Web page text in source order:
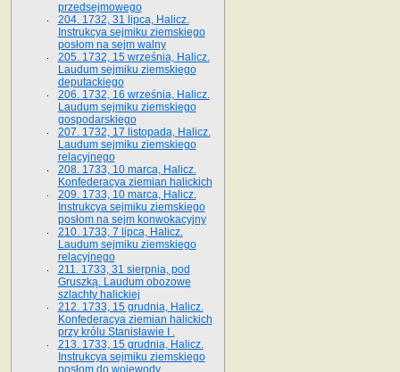
przedsejmowego
204. 1732, 31 lipca, Halicz.
Instrukcya sejmiku ziemskiego
posłom na sejm walny
205. 1732, 15 września, Halicz.
Laudum sejmiku ziemskiego
deputackiego
206. 1732, 16 września, Halicz.
Laudum sejmiku ziemskiego
gospodarskiego
207. 1732, 17 listopada, Halicz.
Laudum sejmiku ziemskiego
relacyjnego
208. 1733, 10 marca, Halicz.
Konfederacya ziemian halickich­
209. 1733, 10 marca, Halicz.
Instrukcya sejmiku ziemskiego
posłom na sejm konwokacyjny
210. 1733, 7 lipca, Halicz.
Laudum sejmiku ziemskiego
relacyjnego
211. 1733, 31 sierpnia, pod
Gruszką. Laudum obozowe
szlachty halickiej
212. 1733, 15 grudnia, Halicz.
Konfederacya ziemian halickich
przy królu Stanisławie I .
213. 1733, 15 grudnia, Halicz.
Instrukcya sejmiku ziemskiego
posłom do wojewody